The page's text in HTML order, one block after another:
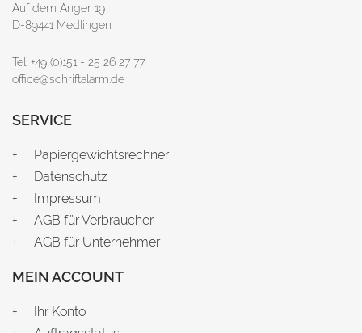
Auf dem Anger 19
D-89441 Medlingen
Tel: +49 (0)151 - 25 26 27 77
office@schriftalarm.de
SERVICE
Papiergewichtsrechner
Datenschutz
Impressum
AGB für Verbraucher
AGB für Unternehmer
MEIN ACCOUNT
Ihr Konto